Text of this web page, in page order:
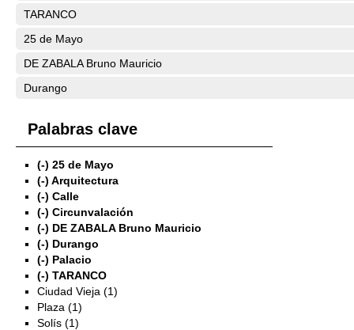
TARANCO
25 de Mayo
DE ZABALA Bruno Mauricio
Durango
Palabras clave
(-) 25 de Mayo
(-) Arquitectura
(-) Calle
(-) Circunvalación
(-) DE ZABALA Bruno Mauricio
(-) Durango
(-) Palacio
(-) TARANCO
Ciudad Vieja (1)
Plaza (1)
Solís (1)